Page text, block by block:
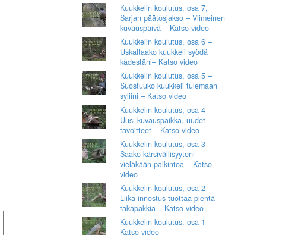
Kuukkelin koulutus, osa 7,
Sarjan päätösjakso – Viimeinen
kuvauspäivä – Katso video
Kuukkelin koulutus, osa 6 –
Uskaltaako kuukkeli syödä
kädestäni– Katso video
Kuukkelin koulutus, osa 5 –
Suostuuko kuukkeli tulemaan
syliini – Katso video
Kuukkelin koulutus, osa 4 –
Uusi kuvauspaikka, uudet
tavoitteet – Katso video
Kuukkelin koulutus, osa 3 –
Saako kärsivällisyyteni
vieläkään palkintoa – Katso
video
Kuukkelin koulutus, osa 2 –
Liika innostus tuottaa pientä
takapakkia – Katso video
Kuukkelin koulutus, osa 1 -
Katso video